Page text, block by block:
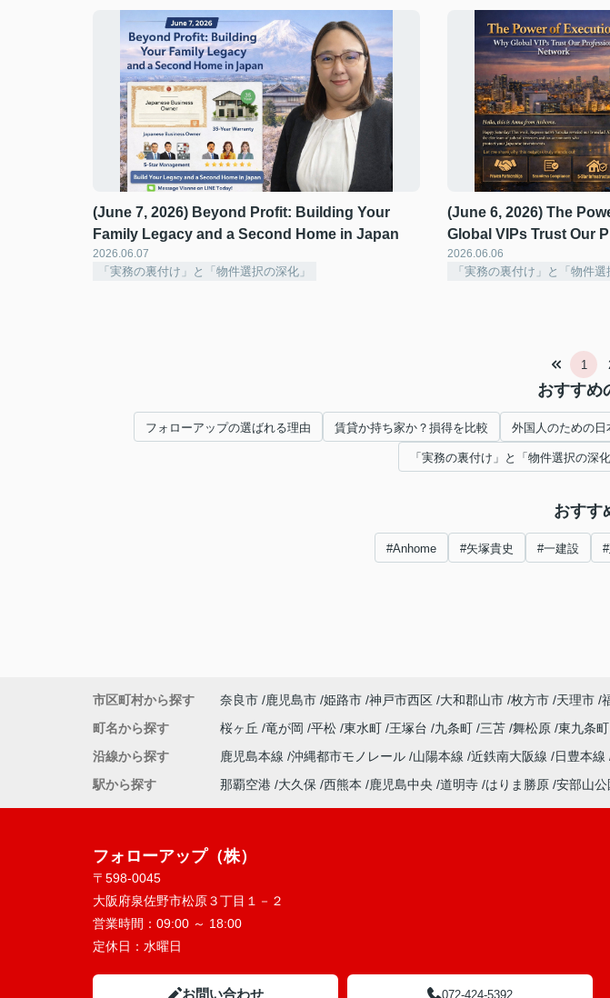
(June 7, 2026) Beyond Profit: Building Your
Family Legacy and a Second Home in Japan
2026.06.07
「実務の裏付け」と「物件選択の深化」
(June 6, 2026) The
Global VIPs Trust Our
2026.06.06
「実務の裏付け」と「物件選
1
おすすめ
フォローアップの選ばれる理由 賃貸か持ち家か？損得を比較 外国人のための日
「実務の裏付け」と「物件選択の深化
おすす
#Anhome #矢塚貴史 #一建設
市区町村から探す 奈良市 鹿児島市 姫路市 神戸市西区 大和郡山市 枚方市 天理市
町名から探す
桜ヶ丘 竜が岡 平松 東水町 王塚台 九条町 三苫 舞松原 東九条町
沿線から探す
鹿児島本線 沖縄都市モノレール 山陽本線 近鉄南大阪線 日豊本線
駅から探す
那覇空港 大久保 西熊本 鹿児島中央 道明寺 はりま勝原 安部山公
フォローアップ（株）
〒598-0045
大阪府泉佐野市松原３丁目１－２
営業時間： 09:00 ～ 18:00
定休日： 水曜日
お問い合わせ 072-424-5392